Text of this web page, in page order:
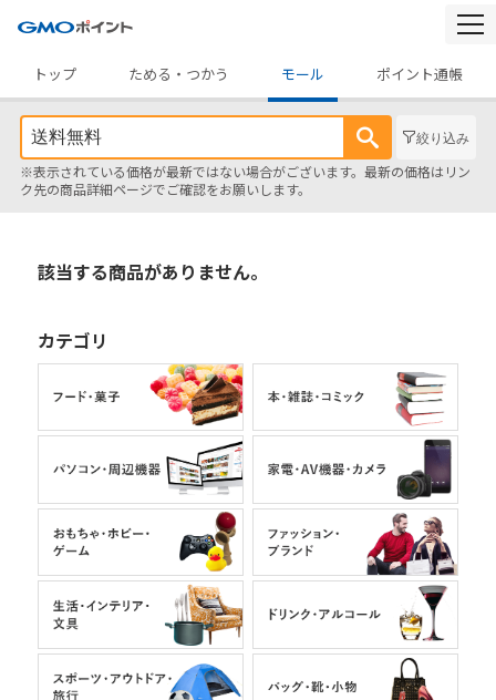
トップ
ためる・つかう モール ポイント通帳
絞り込み
※表示されている価格が最新ではない場合がございます。最新の価格はリン
ク先の商品詳細ページでご確認をお願いします。
該当する商品がありません。
カテゴリ